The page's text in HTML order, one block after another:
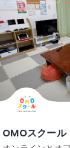
OMOスクール